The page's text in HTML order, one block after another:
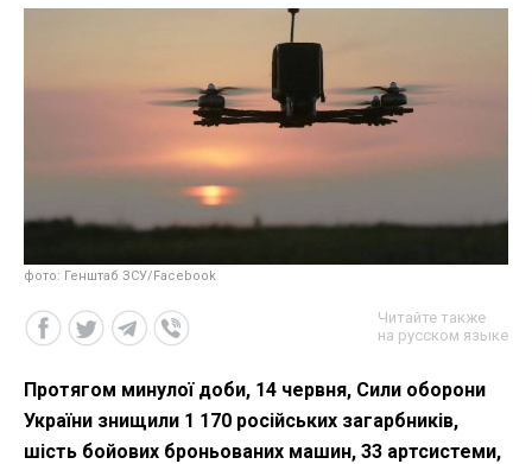
фото: Генштаб ЗСУ/Facebook
Читайте также
на русском языке
Протягом минулої доби, 14 червня, Сили оборони
України знищили 1 170 російських загарбників,
шість бойових броньованих машин, 33 артсистеми,